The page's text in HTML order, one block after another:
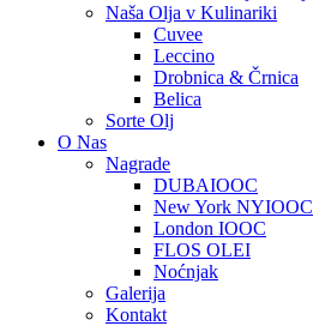
Naša Olja v Kulinariki
Cuvee
Leccino
Drobnica & Črnica
Belica
Sorte Olj
O Nas
Nagrade
DUBAIOOC
New York NYIOOC
London IOOC
FLOS OLEI
Noćnjak
Galerija
Kontakt